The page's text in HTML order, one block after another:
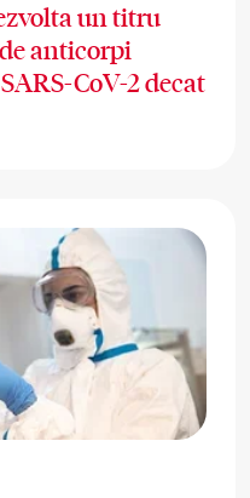
un titru
anticorpi
CoV-2 decat